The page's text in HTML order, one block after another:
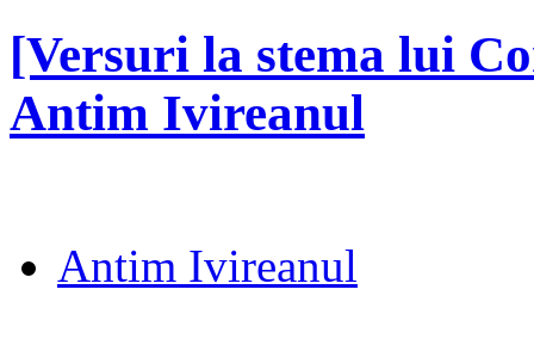
[Versuri la stema lui
Antim Ivireanul
Antim Ivireanul